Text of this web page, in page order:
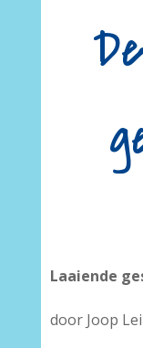
Laaiende
door Joop